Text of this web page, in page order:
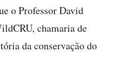
o Professor David
chamaria de
da conservação do